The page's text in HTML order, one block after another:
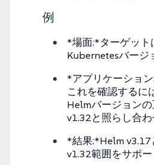
例
*場面:*ターゲット
Kubernetesバージ
*アプリケーショ
これを確認するに
Helmバージョン
v1.32と照らし合わ
*結果:*Helm
v1.32範囲をサポ